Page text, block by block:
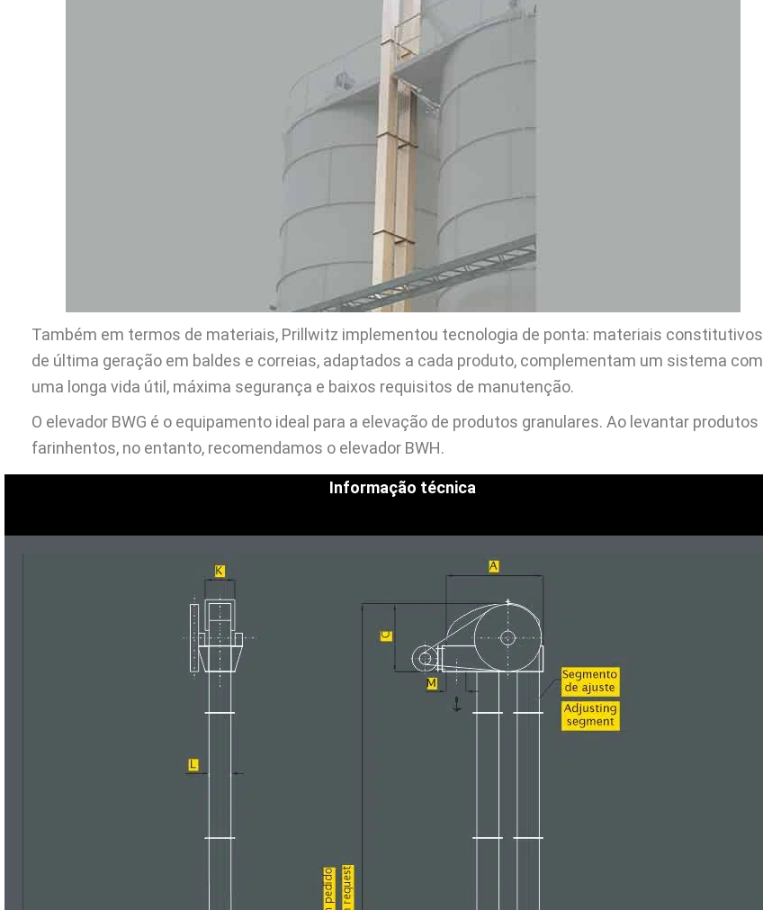
Também em termos de materiais, Prillwitz implementou tecnologia de ponta: materiais constitutivos
de última geração em baldes e correias, adaptados a cada produto, complementam um sistema com
uma longa vida útil, máxima segurança e baixos requisitos de manutenção.
O elevador BWG é o equipamento ideal para a elevação de produtos granulares. Ao levantar produtos
farinhentos, no entanto, recomendamos o elevador BWH.
Informação técnica